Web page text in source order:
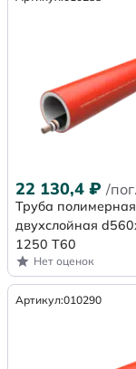
22 130,4 ₽ /
Труба полимерная
двухслойная
1250 Т60
Нет оценок
Артикул:010290